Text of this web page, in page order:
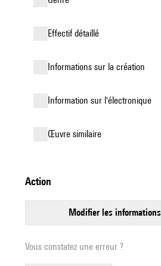
effectif détaillé
informations sur la création
Information sur l'électronique
œuvre similaire
action
modifier les informations
Vous constatez une erreur ?